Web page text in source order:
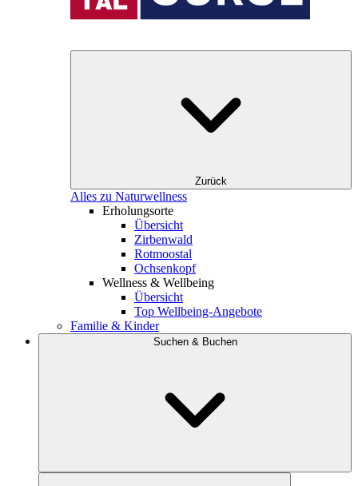
Zurück
Alles zu Naturwellness
Erholungsorte
Übersicht
Zirbenwald
Rotmoostal
Ochsenkopf
Wellness & Wellbeing
Übersicht
Top Wellbeing-Angebote
Familie & Kinder
Suchen & Buchen